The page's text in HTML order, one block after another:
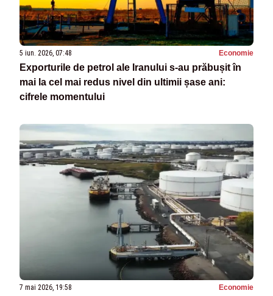
5 iun. 2026, 07:48 Economie
Exporturile de petrol ale Iranului s-au prăbușit în
mai la cel mai redus nivel din ultimii șase ani:
cifrele momentului
7 mai 2026, 19:58 Economie